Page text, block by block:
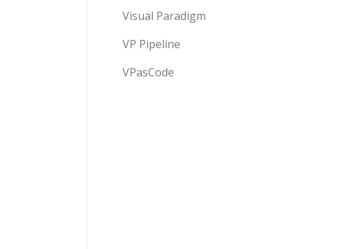
Visual Paradigm
VP Pipeline
VPasCode